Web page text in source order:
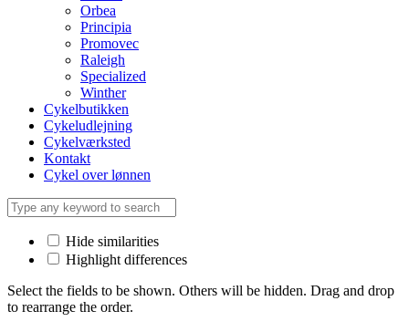
Orbea
Principia
Promovec
Raleigh
Specialized
Winther
Cykelbutikken
Cykeludlejning
Cykelværksted
Kontakt
Cykel over lønnen
Hide similarities
Highlight differences
Select the fields to be shown. Others will be hidden. Drag and drop
to rearrange the order.